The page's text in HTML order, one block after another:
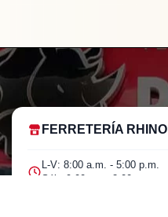
FERRETERÍA RHINO
L-V: 8:00 a.m. - 5:00 p.m.
Sáb: 9:00 am - 2:00 pm